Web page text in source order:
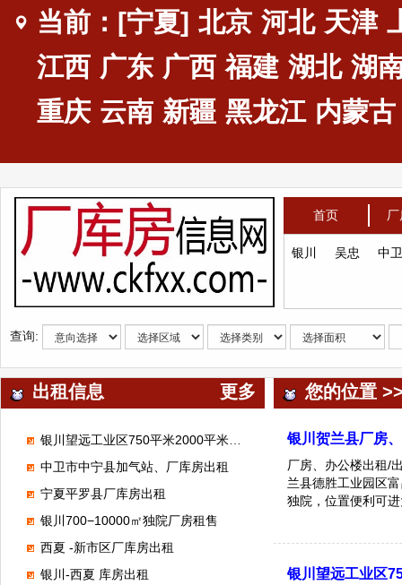
当前：[宁夏] 北京 河北 天津
江西 广东 广西 福建 湖北 湖
重庆 云南 新疆 黑龙江 内蒙古
首页
银川 吴忠 中卫
查询:
出租信息 更多
银川望远工业区750平米2000平米厂库房出租
中卫市中宁县加气站、厂库房出租
宁夏平罗县厂库房出租
银川700−10000㎡独院厂房租售
西夏 -新市区厂库房出租
银川-西夏 库房出租
您的位置
银川贺兰县厂房
厂房、办公楼出租/
兰县德胜工业园区
独院，位置便利可
银川望远工业区